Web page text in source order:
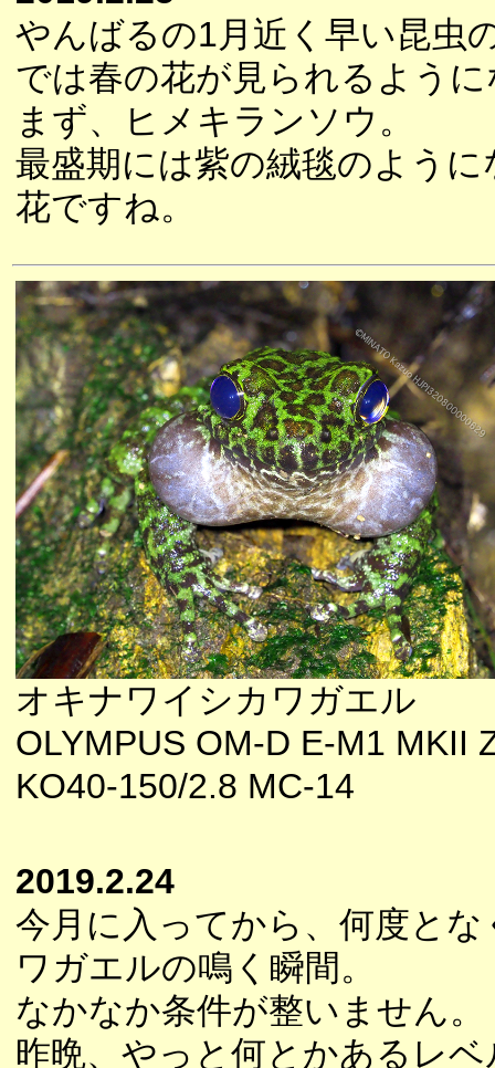
やんばるの1月近く早い昆虫
では春の花が見られるよう
まず、ヒメキランソウ。
最盛期には紫の絨毯のよう
花ですね。
オキナワイシカワガエル
OLYMPUS OM-D E-M1 MKII
KO40-150/2.8 MC-14
2019.2.24
今月に入ってから、何度と
ワガエルの鳴く瞬間。
なかなか条件が整いません。
昨晩、やっと何とかあるレ